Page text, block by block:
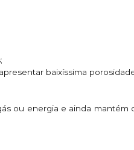
baixíssima
ou energia e ainda